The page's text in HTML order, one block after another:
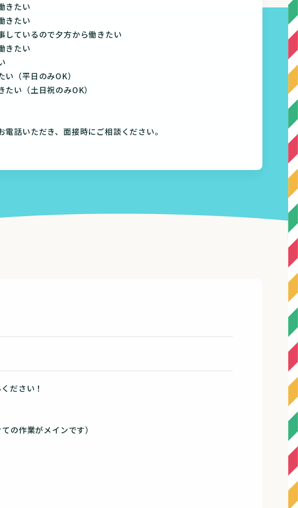
きたい
きたい
ているので夕方から働きたい
きたい
（平日のみOK）
い（土日祝のみOK）
電話いただき、面接時にご相談ください。
ださい！
の作業がメインです）